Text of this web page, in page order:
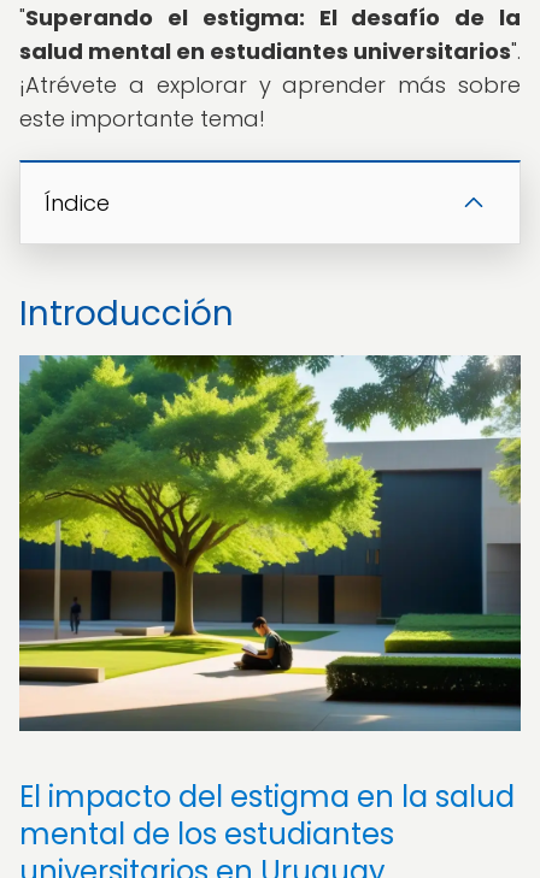
"Superando el estigma: El desafío de la
salud mental en estudiantes universitarios".
¡Atrévete a explorar y aprender más sobre
este importante tema!
Índice
Introducción
El impacto del estigma en la salud
mental de los estudiantes